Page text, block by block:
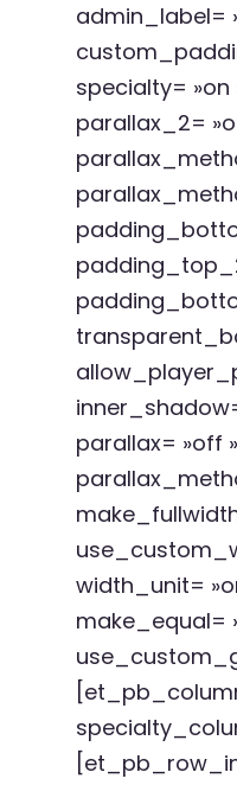
admin_label=
specialty= »on
parallax_2=
parallax= »off »
width_unit=
make_equal=